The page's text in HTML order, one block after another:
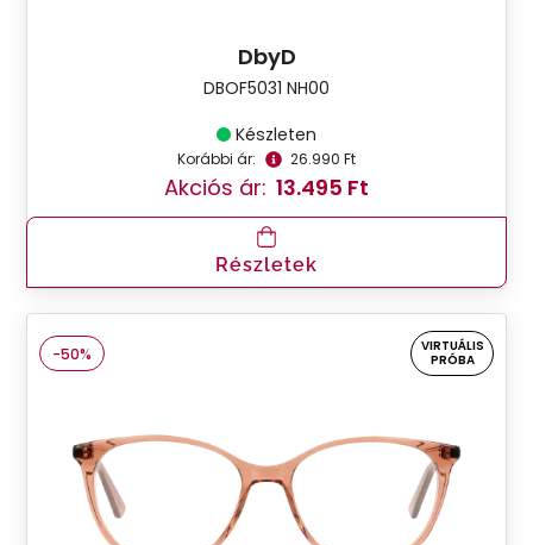
DbyD
DBOF5031 NH00
Készleten
Korábbi ár: 26.990 Ft
Akciós ár: 13.495 Ft
Részletek
-50%
VIRTUÁLIS
PRÓBA